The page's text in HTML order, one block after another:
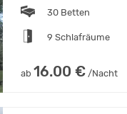
30 Betten
9 Schlafräume
ab 16.00 € /Nacht